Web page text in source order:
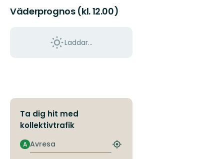
Väderprognos (kl. 12.00)
Laddar...
Ta dig hit med
kollektivtrafik
Avresa
A
Hitta